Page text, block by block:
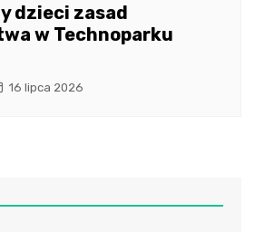
dzieci zasad
w Technoparku
16 lipca 2026